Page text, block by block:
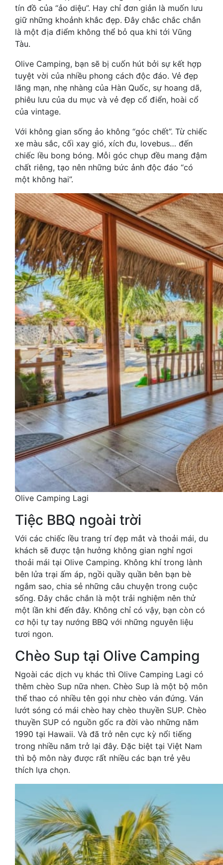
tín đồ của “ảo diệu”. Hay chỉ đơn giản là muốn lưu
giữ những khoảnh khắc đẹp. Đây chắc chắc chắn
là một địa điểm không thể bỏ qua khi tới Vũng
Tàu.
Olive Camping, bạn sẽ bị cuốn hút bởi sự kết hợp
tuyệt vời của nhiều phong cách độc đáo. Vẻ đẹp
lãng mạn, nhẹ nhàng của Hàn Quốc, sự hoang dã,
phiêu lưu của du mục và vẻ đẹp cổ điển, hoài cổ
của vintage.
Với không gian sống ảo không “góc chết”. Từ chiếc
xe màu sắc, cối xay gió, xích đu, lovebus… đến
chiếc lều bong bóng. Mỗi góc chụp đều mang đậm
chất riêng, tạo nên những bức ảnh độc đáo “có
một không hai”.
Olive Camping Lagi
Tiệc BBQ ngoài trời
Với các chiếc lều trang trí đẹp mắt và thoải mái, du
khách sẽ được tận hưởng không gian nghỉ ngơi
thoải mái tại Olive Camping. Không khí trong lành
bên lửa trại ấm áp, ngồi quầy quần bên bạn bè
ngắm sao, chia sẻ những câu chuyện trong cuộc
sống. Đây chắc chắn là một trải nghiệm nên thử
một lần khi đến đây. Không chỉ có vậy, bạn còn có
cơ hội tự tay nướng BBQ với những nguyên liệu
tươi ngon.
Chèo Sup tại Olive Camping
Ngoài các dịch vụ khác thì Olive Camping Lagi có
thêm chèo Sup nữa nhen. Chèo Sup là một bộ môn
thể thao có nhiều tên gọi như chèo ván đứng. Ván
lướt sóng có mái chèo hay chèo thuyền SUP. Chèo
thuyền SUP có nguồn gốc ra đời vào những năm
1990 tại Hawaii. Và đã trở nên cực kỳ nổi tiếng
trong nhiều năm trở lại đây. Đặc biệt tại Việt Nam
thì bộ môn này được rất nhiều các bạn trẻ yêu
thích lựa chọn.